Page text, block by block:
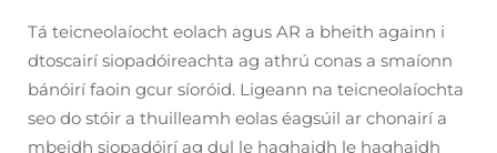
Tá teicneolaíocht eolach agus AR a bheith againn i
dtoscairí siopadóireachta ag athrú conas a smaíonn
bánóirí faoin gcur síoróid. Ligeann na teicneolaíochta
seo do stóir a thuilleamh eolas éagsúil ar chonairí a
mbeidh siopadóirí ag dul le haghaidh le haghaidh